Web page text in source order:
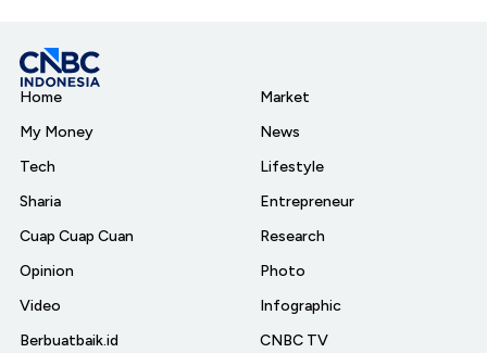
Home
My Money
Tech
Sharia
Cuap Cuap Cuan
Opinion
Video
Berbuatbaik.id
Market
News
Lifestyle
Entrepreneur
Research
Photo
Infographic
CNBC TV